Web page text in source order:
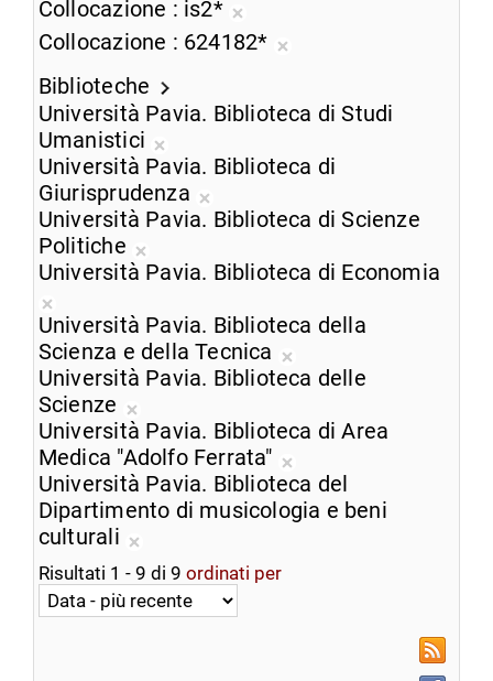
Collocazione
is2*
Rimuovi
dalla
corrente
Collocazione
624182*
ricerca
Biblioteche
Università Pavia. Biblioteca di Studi
Umanistici
Rimuovi
dalla
ricerca
Università Pavia. Biblioteca di
Giurisprudenza
Rimuovi
ricerca
Università Pavia. Biblioteca di Scienze
Politiche
Rimuovi
ricerca
corrente
Università Pavia. Biblioteca di Economia
Rimuovi
dalla
ricerca
corrente
Università Pavia. Biblioteca della
Scienza e della Tecnica
Rimuovi
ricerca
corrente
Università Pavia. Biblioteca delle
Scienze
Rimuovi
dalla
ricerca
corrente
Università Pavia. Biblioteca di Area
Medica "Adolfo Ferrata"
Rimuovi
dalla
Università Pavia. Biblioteca del
Dipartimento di musicologia e beni
culturali
Rimuovi
dalla
ricerca
Risultati 1 - 9 di 9 ordinati per
RSS